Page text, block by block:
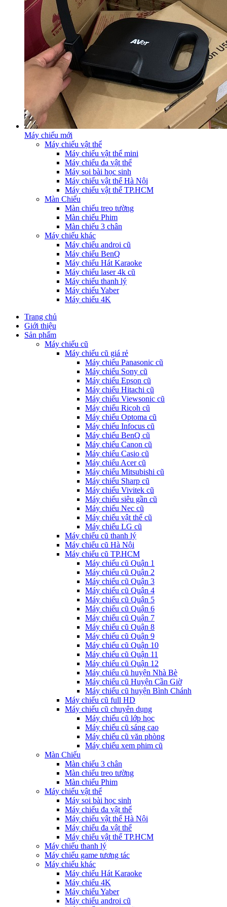
Máy chiếu mới
Máy chiếu vật thể
Máy chiếu vật thể mini
Máy chiếu đa vật thể
Máy soi bài học sinh
Máy chiếu vật thể Hà Nội
Máy chiếu vật thể TP.HCM
Màn Chiếu
Màn chiếu treo tường
Màn chiếu Phim
Màn chiếu 3 chân
Máy chiếu khác
Máy chiếu androi cũ
Máy chiếu BenQ
Máy chiếu Hát Karaoke
Máy chiếu laser 4k cũ
Máy chiếu thanh lý
Máy chiếu Yaber
Máy chiếu 4K
Trang chủ
Giới thiệu
Sản phẩm
Máy chiếu cũ
Máy chiếu cũ giá rẻ
Máy chiếu Panasonic cũ
Máy chiếu Sony cũ
Máy chiếu Epson cũ
Máy chiếu Hitachi cũ
Máy chiếu Viewsonic cũ
Máy chiếu Ricoh cũ
Máy chiếu Optoma cũ
Máy chiếu Infocus cũ
Máy chiếu BenQ cũ
Máy chiếu Canon cũ
Máy chiếu Casio cũ
Máy chiếu Acer cũ
Máy chiếu Mitsubishi cũ
Máy chiếu Sharp cũ
Máy chiếu Vivitek cũ
Máy chiếu siêu gần cũ
Máy chiếu Nec cũ
Máy chiếu vật thể cũ
Máy chiếu LG cũ
Máy chiếu cũ thanh lý
Máy chiếu cũ Hà Nội
Máy chiếu cũ TP.HCM
Máy chiếu cũ Quận 1
Máy chiếu cũ Quận 2
Máy chiếu cũ Quận 3
Máy chiếu cũ Quận 4
Máy chiếu cũ Quận 5
Máy chiếu cũ Quận 6
Máy chiếu cũ Quận 7
Máy chiếu cũ Quận 8
Máy chiếu cũ Quận 9
Máy chiếu cũ Quận 10
Máy chiếu cũ Quận 11
Máy chiếu cũ Quận 12
Máy chiếu cũ huyện Nhà Bè
Máy chiếu cũ Huyện Cần Giờ
Máy chiếu cũ huyện Bình Chánh
Máy chiếu cũ full HD
Máy chiếu cũ chuyên dụng
Máy chiếu cũ lớp học
Máy chiếu cũ sáng cao
Máy chiếu cũ văn phòng
Máy chiếu xem phim cũ
Màn Chiếu
Màn chiếu 3 chân
Màn chiếu treo tường
Màn chiếu Phim
Máy chiếu vật thể
Máy soi bài học sinh
Máy chiếu đa vật thể
Máy chiếu vật thể Hà Nội
Máy chiếu đa vật thể
Máy chiếu vật thể TP.HCM
Máy chiếu thanh lý
Máy chiếu game tương tác
Máy chiếu khác
Máy chiếu Hát Karaoke
Máy chiếu 4K
Máy chiếu Yaber
Máy chiếu androi cũ